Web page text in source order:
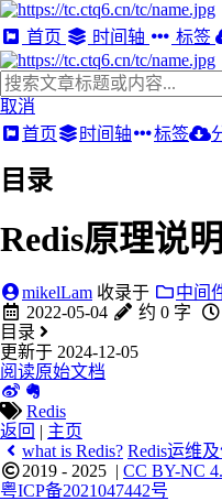
首页 时间轴 标签
取消
首页
时间轴 标签
目录
Redis原理说明
mikelLam 收录于
中间
2022-05-04
约 0 字
目录
更新于 2024-12-05
阅读原始文档
Redis
返回 | 主页
what is Redis? Redis运维
2019 - 2025 | CC BY-NC
粤ICP备2021047442号